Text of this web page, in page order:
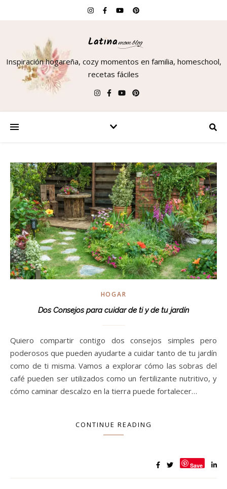
Inspiración hogareña, cozy momentos en familia, homeschool,
recetas fáciles
HOGAR
Dos Consejos para cuidar de ti y de tu jardín
Quiero compartir contigo dos consejos simples pero
poderosos que pueden ayudarte a cuidar tanto de tu jardín
como de ti misma. Vamos a explorar cómo las sobras del
café pueden ser utilizados como un fertilizante nutritivo, y
cómo caminar descalzo en la tierra puede fortalecer…
CONTINUE READING
Save